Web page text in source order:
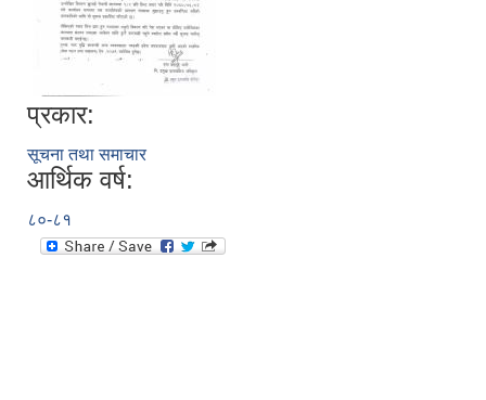
प्रकार:
सूचना तथा समाचार
आर्थिक वर्ष:
८०-८१